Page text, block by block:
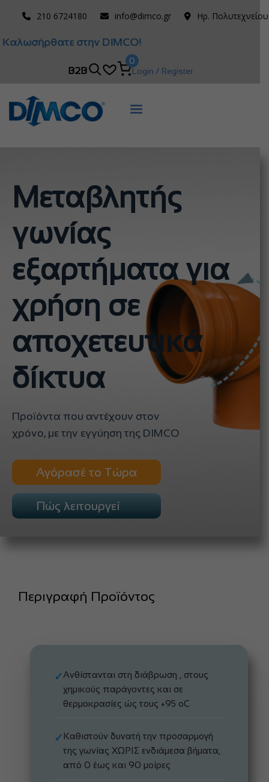
210 6724180 info@dimco.gr Ηρ.
Καλωσήρθατε στην DIMCO!
B2B
0
Login / Register
Μεταβλητής
γωνίας
εξαρτήματα για
χρήση σε
αποχετευτικά
δίκτυα
Προϊόντα που αντέχουν στον
χρόνο, με την εγγύηση της DIMCO
Αγόρασέ το Τώρα
Πώς λειτουργεί
Περιγραφή Προϊόντος
✓Ανθίστανται στη διάβρωση , στους
χημικούς παράγοντες και σε
θερμοκρασίες ώς τους +95 oC
✓ Καθιστούν δυνατή την προσαρμογή
της γωνίας ΧΩΡΙΣ ενδιάμεσα βήματα,
από 0 έως και 90 μοίρες